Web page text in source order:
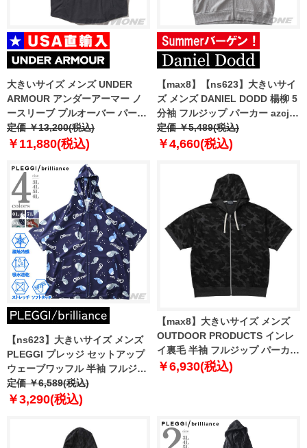
大きいサイズ メンズ UNDER
ARMOUR アンダーアーマー ノ
ースリーブ プルオーバー パーカ
ー USA直輸入 1390142-025
定価 ￥13,200(税込)
￥11,880(税込)
【max8】【ns623】大きいサイ
ズ メンズ DANIEL DODD 楊柳 5
分袖 フルジップ パーカー azcj-
250220
定価 ￥5,489(税込)
￥4,660(税込)
【ns623】大きいサイズ メンズ
PLEGGI プレッジ セットアップ
ウェーブワッフル 半袖 フルジッ
プ パーカー 接触冷感 吸水速乾
ストレッチ 65-45710-2
定価 ￥6,589(税込)
￥3,290(税込)
【max8】大きいサイズ メンズ
OUTDOOR PRODUCTS インレ
イ裏毛 半袖 フルジップ パーカー
チャコールカモ 1258-5200-1 3L
￥6,930(税込)